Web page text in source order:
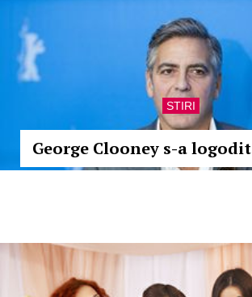
STIRI
George Clooney s-a logodit